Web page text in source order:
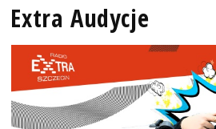
Extra Audycje